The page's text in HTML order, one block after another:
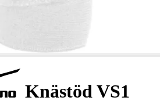
Knästöd VS1